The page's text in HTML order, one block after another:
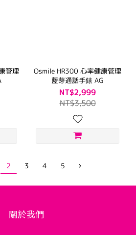
管理
Osmile HR300 心率健康管理
藍芽通話手錶 AG
NT$2,999
NT$3,500
2 3 4 5
關於我們